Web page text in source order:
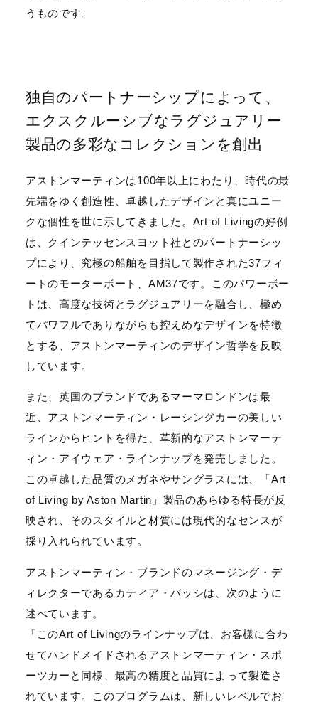
うものです。
独自のパートナーシップによって、
エクスクルーシブなラグジュアリー
製品の多彩なコレクションを創出
アストンマーティンは100年以上にわたり、時代の最
先端をゆく創造性、卓越したデザインと真にユニー
クな個性を世に示してきました。Art of Livingの好例
は、クインテッセンスヨット社とのパートナーシッ
プにより、究極の船舶を目指して製作された37フィ
ートのモーターボート、AM37です。このパワーボー
トは、高度な技術とラグジュアリーを融合し、極め
てパワフルでありながらも控えめなデザインを特徴
とする、アストンマーティンのデザイン哲学を反映
しています。
また、英国のブランドであるマーマロンドンは最
近、アストンマーティン・レーシングカーの美しい
ラインからヒントを得た、革新的なアストンマーテ
ィン・アイウェア・ラインナップを発売しました。
この卓越した品質のメガネやサングラスには、「Art
of Living by Aston Martin」製品のあらゆる特長が反
映され、そのスタイルと材質には現代的なセンスが
採り入れられています。
アストンマーティン・ブランドのマネージング・デ
ィレクターであるカティア・バッシは、次のように
述べています。
「このArt of Livingのラインナップは、お客様に合わ
せてハンドメイドされるアストンマーティン・スポ
ーツカーと同様、最高の精度と品質によって製造さ
れています。このプログラムは、新しいレベルでお